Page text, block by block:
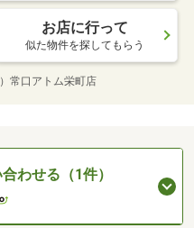
お店に行って
似た物件を探してもらう
）常口アトム栄町店
わせる（1件）